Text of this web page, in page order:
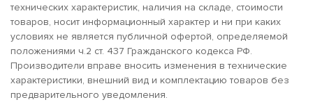
технических характеристик, наличия на складе, стоимости
товаров, носит информационный характер и ни при каких
условиях не является публичной офертой, определяемой
положениями ч.2 ст. 437 Гражданского кодекса РФ.
Производители вправе вносить изменения в технические
характеристики, внешний вид и комплектацию товаров без
предварительного уведомления.